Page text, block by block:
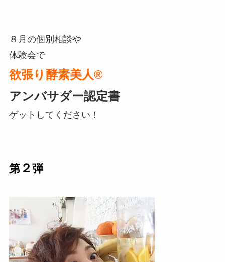
８月の個別相談や
体験会で
欲張り酵素美人®
アンバサダー認定書
ゲットしてください！
第２ 弾